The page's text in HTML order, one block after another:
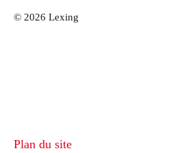
© 2026 Lexing
Plan du site